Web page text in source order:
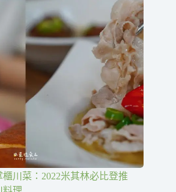
川菜：2022米其林必比登推